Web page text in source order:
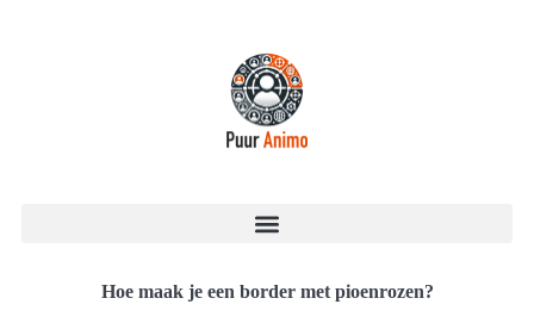
Hoe maak je een border met pioenrozen?